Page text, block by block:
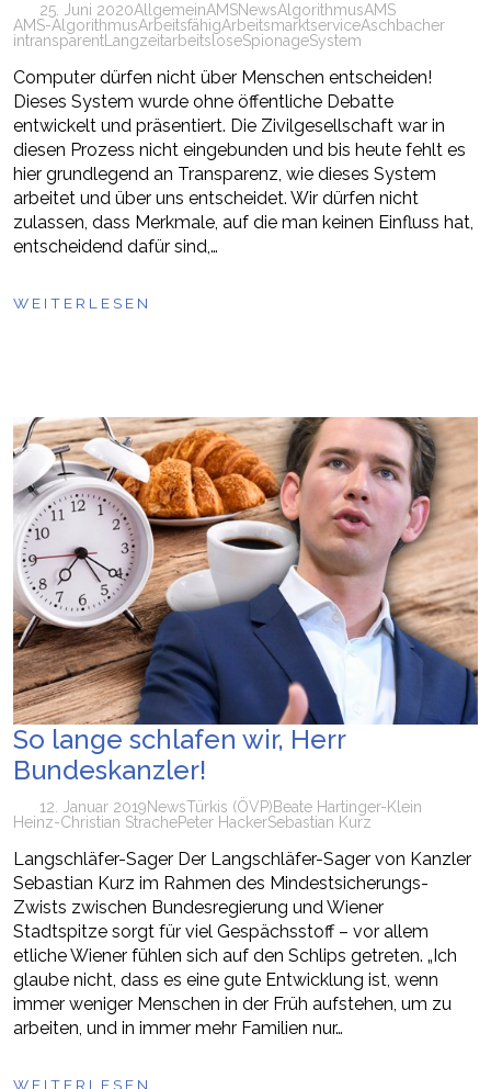
25. Juni 2020AllgemeinAMSNewsAlgorithmusAMS
AMS-AlgorithmusArbeitsfähigArbeitsmarktserviceAschbacher
intransparent LangzeitarbeitsloseSpionageSystem
Computer dürfen nicht über Menschen entscheiden!
Dieses System wurde ohne öffentliche Debatte
entwickelt und präsentiert. Die Zivilgesellschaft war in
diesen Prozess nicht eingebunden und bis heute fehlt es
hier grundlegend an Transparenz, wie dieses System
arbeitet und über uns entscheidet. Wir dürfen nicht
zulassen, dass Merkmale, auf die man keinen Einfluss hat,
entscheidend dafür sind,…
WEITERLESEN
So lange schlafen wir, Herr
Bundeskanzler!
12. Januar 2019NewsTürkis (ÖVP)Beate Hartinger-Klein
Heinz-Christian StrachePeter HackerSebastian Kurz
Langschläfer-Sager Der Langschläfer-Sager von Kanzler
Sebastian Kurz im Rahmen des Mindestsicherungs-
Zwists zwischen Bundesregierung und Wiener
Stadtspitze sorgt für viel Gespächsstoff – vor allem
etliche Wiener fühlen sich auf den Schlips getreten. „Ich
glaube nicht, dass es eine gute Entwicklung ist, wenn
immer weniger Menschen in der Früh aufstehen, um zu
arbeiten, und in immer mehr Familien nur…
WEITERLESEN